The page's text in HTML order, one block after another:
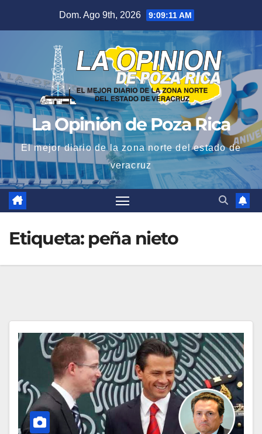
Dom. Ago 9th, 2026 9:09:12 AM
La Opinión de Poza Rica
El mejor diario de la zona norte del estado de
veracruz
Etiqueta: peña nieto